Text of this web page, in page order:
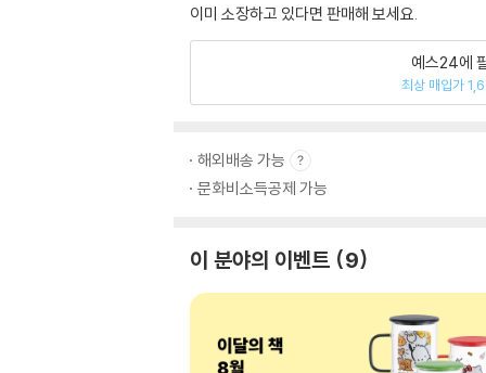
이미 소장하고 있다면 판매해 보세요.
예스24에
최상 매입가
해외배송 가능
문화비소득공제 가능
이 분야의 이벤트 9